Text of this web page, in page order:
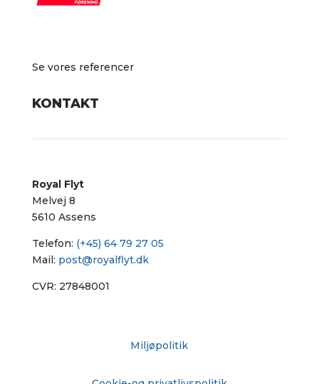
Se vores referencer
KONTAKT
Royal Flyt
Melvej 8
5610 Assens
Telefon: (+45) 64 79 27 05
Mail: post@royalflyt.dk
CVR: 27848001
Miljøpolitik